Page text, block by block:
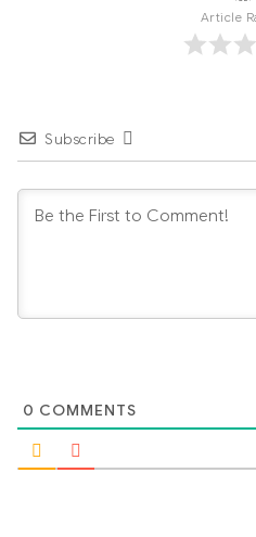
Article
Subscribe
0 COMMENTS